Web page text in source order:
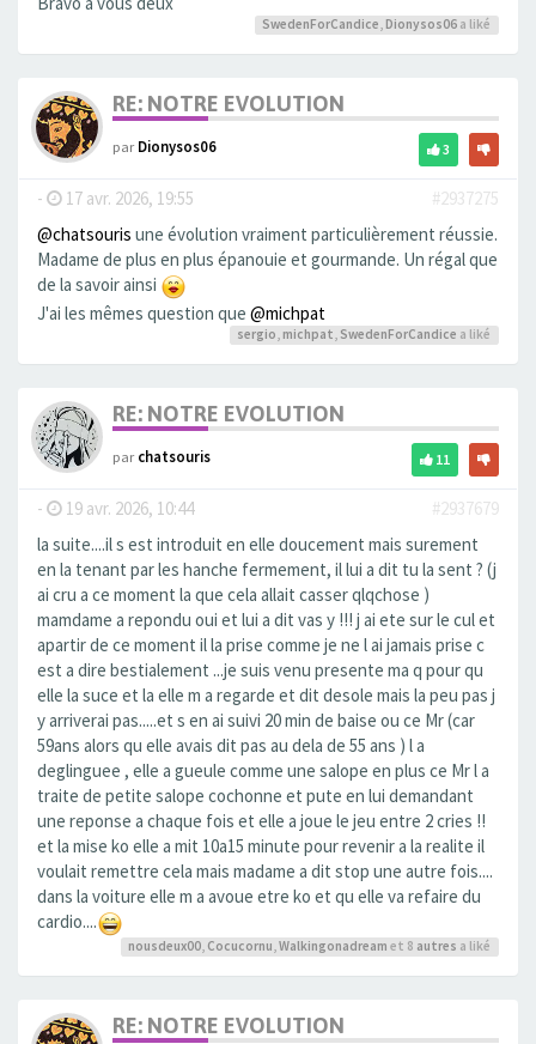
SwedenForCandice, Dionysos06 a liké
RE: NOTRE EVOLUTION
parDionysos06 3
- 17 avr. 2026, 19:55
#2937275
@chatsouris une évolution vraiment particulièrement réussie.
Madame de plus en plus épanouie et gourmande. Un régal que
de la savoir ainsi
J'ai les mêmes question que @michpat
sergio, michpat, SwedenForCandice a liké
RE: NOTRE EVOLUTION
parchatsouris 11
- 19 avr. 2026, 10:44
#2937679
la suite....il s est introduit en elle doucement mais surement
en la tenant par les hanche fermement, il lui a dit tu la sent ? (j
ai cru a ce moment la que cela allait casser qlqchose )
mamdame a repondu oui et lui a dit vas y !!! j ai ete sur le cul et
apartir de ce moment il la prise comme je ne l ai jamais prise c
est a dire bestialement ...je suis venu presente ma q pour qu
elle la suce et la elle m a regarde et dit desole mais la peu pas j
y arriverai pas.....et s en ai suivi 20 min de baise ou ce Mr (car
59ans alors qu elle avais dit pas au dela de 55 ans ) l a
deglinguee , elle a gueule comme une salope en plus ce Mr l a
traite de petite salope cochonne et pute en lui demandant
une reponse a chaque fois et elle a joue le jeu entre 2 cries !!
et la mise ko elle a mit 10a15 minute pour revenir a la realite il
voulait remettre cela mais madame a dit stop une autre fois....
dans la voiture elle m a avoue etre ko et qu elle va refaire du
cardio....
nousdeux00 Cocucornu ,Walkingonadream et 8 autres a liké
RE: NOTRE EVOLUTION